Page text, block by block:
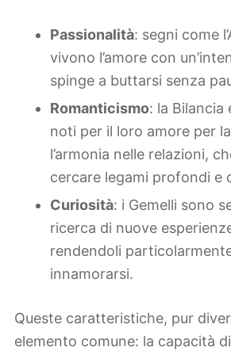
Passionalità: segni come
vivono l’amore con
spinge a buttarsi senza
Romanticismo: la Bilancia
noti per il loro amore per
l’armonia nelle relazioni,
cercare legami profondi e
Curiosità: i Gemelli sono
ricerca di nuove
rendendoli
innamorarsi.
Queste caratteristiche, pur
elemento comune: la capacità